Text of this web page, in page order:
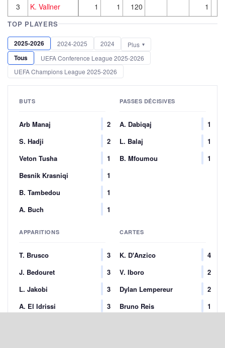
3
K. Vallner 1 1 120 1
TOP PLAYERS
2025-2026 2024-2025 2024 Plus
Tous
UEFA Conference League 2025-2026
UEFA Champions League 2025-2026
BUTS
Arb Manaj
2
S. Hadji
2
Veton Tusha
1
Besnik Krasniqi
1
B. Tambedou
1
A. Buch
1
PASSES DÉCISIVES
A. Dabiqaj
1
L. Balaj
1
B. Mfoumou
1
APPARITIONS
T. Brusco
3
J. Bedouret
3
L. Jakobi
3
A. El Idrissi
3
CARTES
K. D'Anzico
4
V. Iboro
2
Dylan Lempereur
2
Bruno Reis
1